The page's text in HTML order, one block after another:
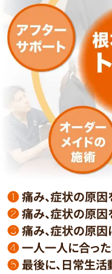
❶痛み、症状の原因
❷痛み、症状の原因
❸痛み、症状の原
❹一人一人に合っ
❺最後に、日常生